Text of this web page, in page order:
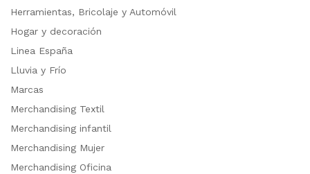
Herramientas, Bricolaje y Automóvil
Hogar y decoración
Linea España
Lluvia y Frío
Marcas
Merchandising Textil
Merchandising infantil
Merchandising Mujer
Merchandising Oficina